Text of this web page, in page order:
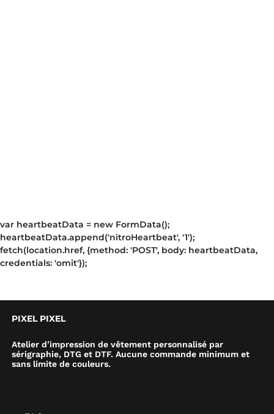
var heartbeatData = new FormData();
heartbeatData.append('nitroHeartbeat', '1');
fetch(location.href, {method: 'POST', body: heartbeatData,
credentials: 'omit'});
PIXEL PIXEL
Atelier d’impression de vêtement personnalisé par
sérigraphie, DTG et DTF. Aucune commande minimum et
sans limite de couleurs.